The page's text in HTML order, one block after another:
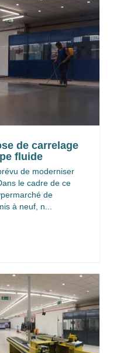
de carrelage
fluide
de moderniser
le cadre de ce
de
à neuf, n...